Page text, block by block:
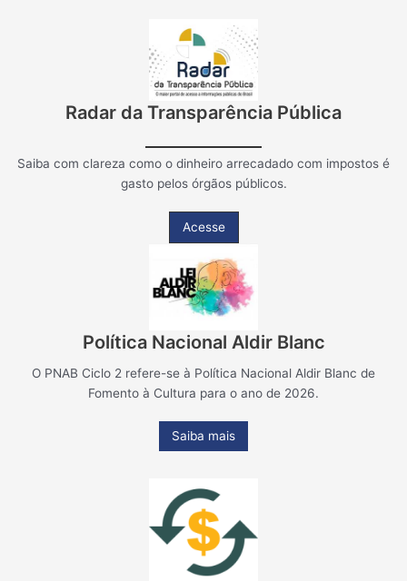
Radar da Transparência Pública
Saiba com clareza como o dinheiro arrecadado com impostos é
gasto pelos órgãos públicos.
Acesse
Política Nacional Aldir Blanc
O PNAB Ciclo 2 refere-se à Política Nacional Aldir Blanc de
Fomento à Cultura para o ano de 2026.
Saiba mais